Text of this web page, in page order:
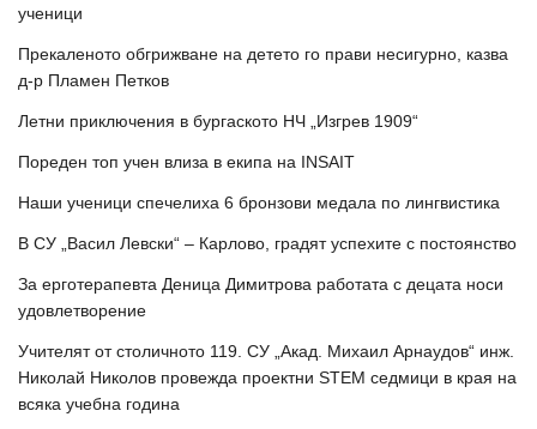
ученици
Прекаленото обгрижване на детето го прави несигурно, казва
д-р Пламен Петков
Летни приключения в бургаското НЧ „Изгрев 1909“
Пореден топ учен влиза в екипа на INSAIT
Наши ученици спечелиха 6 бронзови медала по лингвистика
В СУ „Васил Левски“ – Карлово, градят успехите с постоянство
За ерготерапевта Деница Димитрова работата с децата носи
удовлетворение
Учителят от столичното 119. СУ „Акад. Михаил Арнаудов“ инж.
Николай Николов провежда проектни STEM седмици в края на
всяка учебна година